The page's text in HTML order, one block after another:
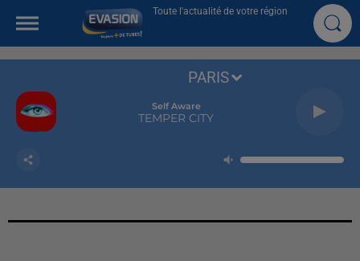
Toute l'actualité de votre région
Self Aware
TEMPER CITY
PARIS